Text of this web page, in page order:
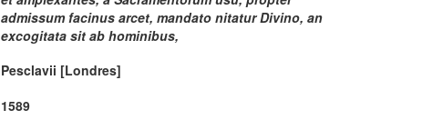
admissum facinus arcet, mandato nitatur Divino, an
excogitata sit ab hominibus,
Pesclavii [Londres]
1589